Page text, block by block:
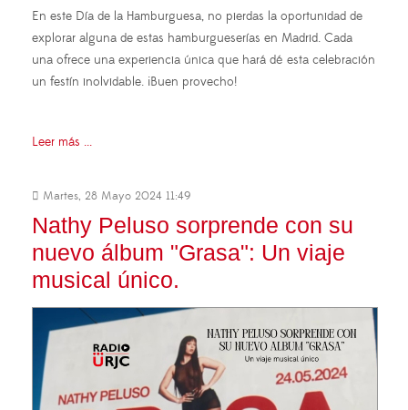
En este Día de la Hamburguesa, no pierdas la oportunidad de
explorar alguna de estas hamburgueserías en Madrid. Cada
una ofrece una experiencia única que hará dé esta celebración
un festín inolvidable. ¡Buen provecho!
Leer más ...
Martes, 28 Mayo 2024 11:49
Nathy Peluso sorprende con su
nuevo álbum "Grasa": Un viaje
musical único.